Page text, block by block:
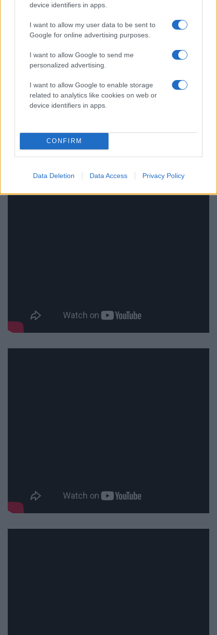
device identifiers in apps.
I want to allow my user data to be sent to
Google for online advertising purposes.
I want to allow Google to send me
personalized advertising.
I want to allow Google to enable storage
related to analytics like cookies on web or
device identifiers in apps.
CONFIRM
Data Deletion Data Access Privacy Policy
samband med ispremiären i Hägglunds Arena. Ta del
av intervjuerna här eller på vår Youtube-kanal.